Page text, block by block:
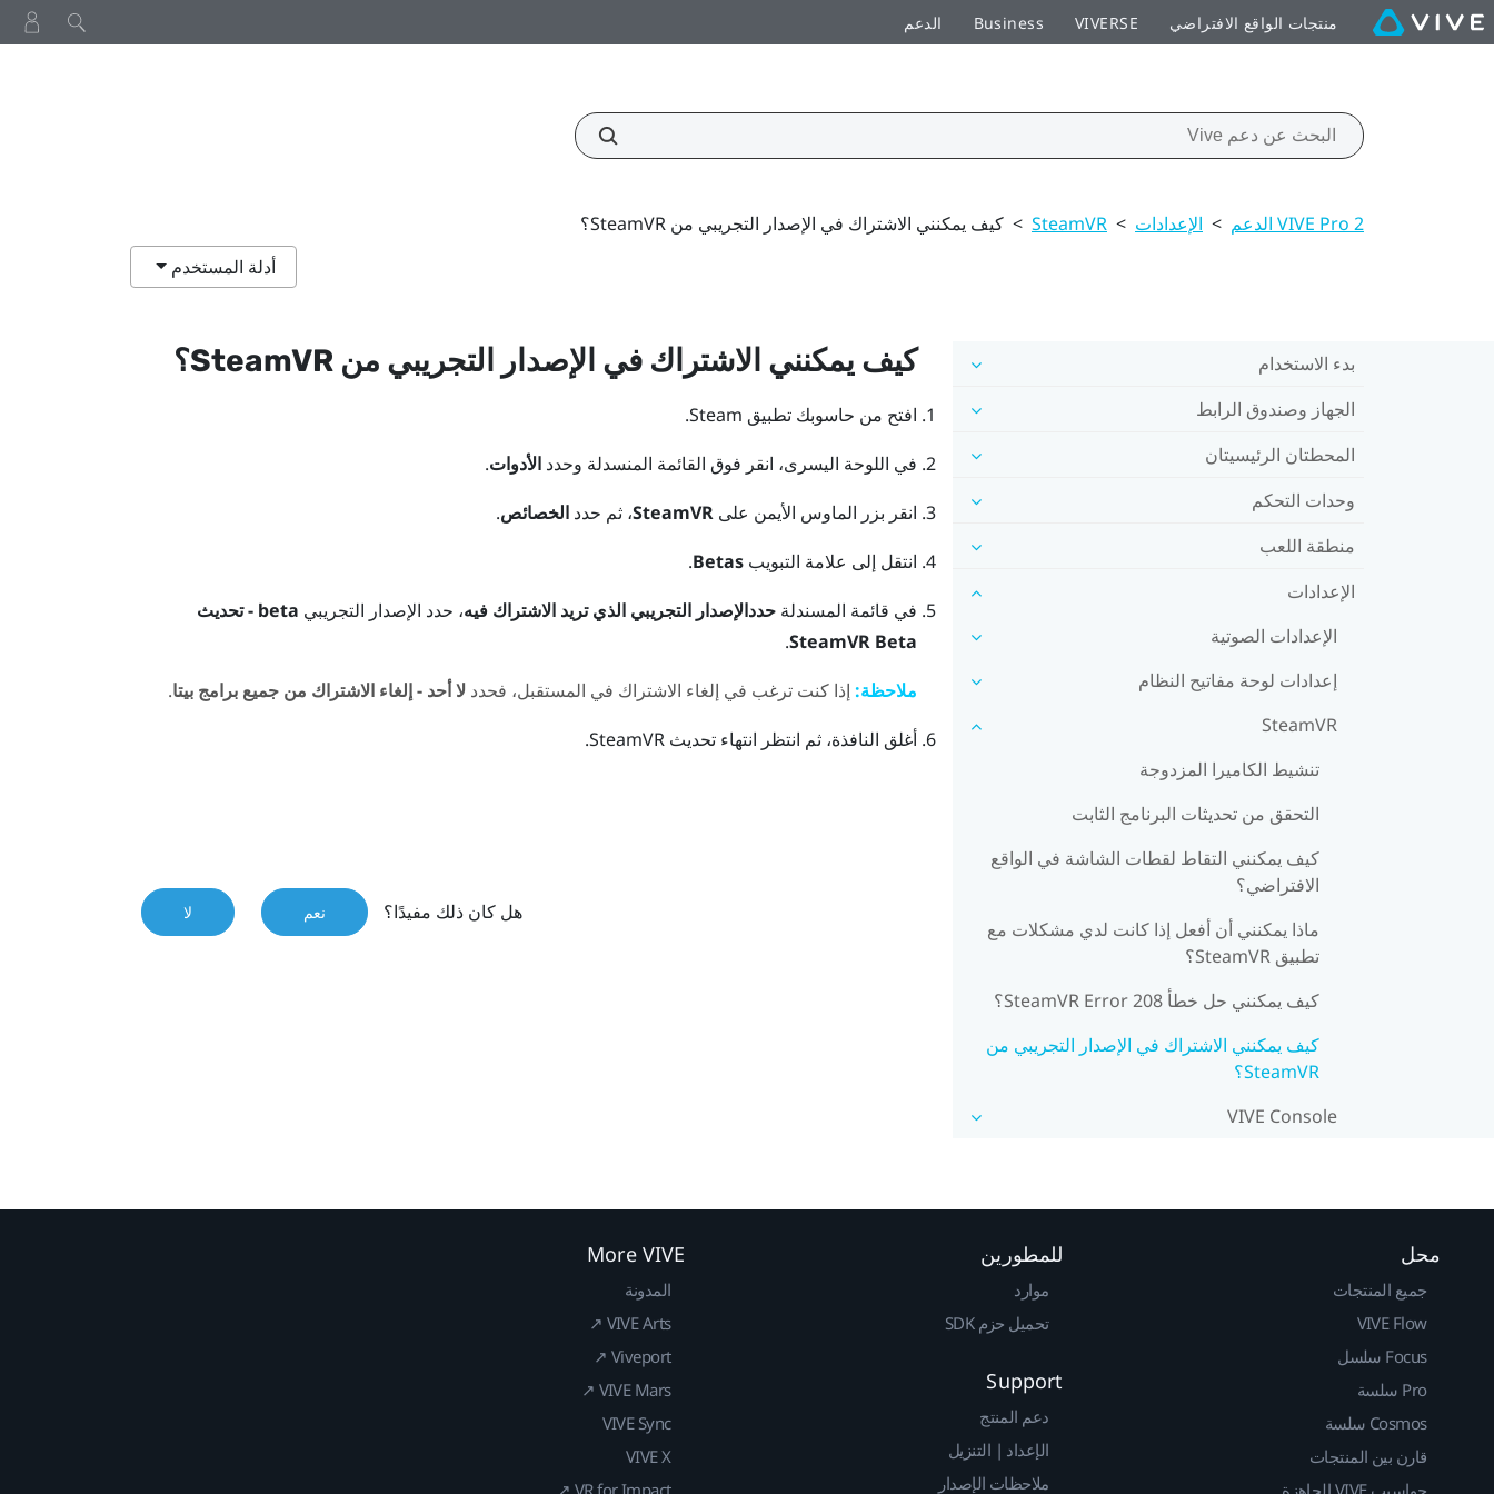
منتجات الواقع الافتراضي VIVERSE
Business الدعم
VIVE Pro 2 الدعم > الإعدادات >
SteamVR
> كيف يمكنني الاشتراك في الإصدار التجريبي من SteamVR؟
أدلة المستخدم
بدء الاستخدام
الجهاز وصندوق الرابط
المحطتان الرئيسيتان
وحدات التحكم
منطقة اللعب
الإعدادات
الإعدادات الصوتية
إعدادات لوحة مفاتيح النظام
SteamVR
تنشيط الكاميرا المزدوجة
التحقق من تحديثات البرنامج الثابت
كيف يمكنني التقاط لقطات الشاشة في الواقع
الافتراضي؟
ماذا يمكنني أن أفعل إذا كانت لدي مشكلات مع
تطبيق SteamVR؟
كيف يمكنني حل خطأ SteamVR Error 208؟
كيف يمكنني الاشتراك في الإصدار التجريبي من
SteamVR؟
VIVE Console
كيف يمكنني الاشتراك في الإصدار التجريبي من SteamVR؟
افتح من حاسوبك تطبيق Steam
.
في اللوحة اليسرى، انقر فوق القائمة المنسدلة وحدد الأدوات.
انقر بزر الماوس الأيمن على SteamVR، ثم حدد الخصائص.
انتقل إلى علامة التبويب Betas
.
في قائمة المسندلة حددالإصدار التجريبي الذي تريد الاشتراك فيه، حدد الإصدار التجريبي
beta - تحديث
SteamVR Beta
.
ملاحظة:إذا كنت ترغب في إلغاء الاشتراك في المستقبل، فحدد لا أحد - إلغاء الاشتراك من جميع برامج بيتا.
أغلق النافذة، ثم انتظر انتهاء تحديث SteamVR
.
هل كان ذلك مفيدًا؟ نعم لا
محل
جميع المنتجات
VIVE Flow
Focus سلسل
Pro سلسة
Cosmos سلسة
قارن بين المنتجات
حواسيب VIVE الجاهزة
للمطورين
موارد
تحميل حزم SDK
Support
دعم المنتج
الإعداد | التنزيل
ملاحظات الإصدار
More VIVE
المدونة
VIVE Arts ↗
Viveport ↗
VIVE Mars ↗
VIVE Sync
VIVE X
VR for Impact ↗